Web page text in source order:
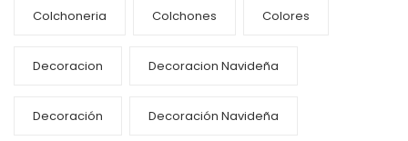
Colchoneria Colchones Colores
Decoracion Decoracion Navideña
Decoración Decoración Navideña